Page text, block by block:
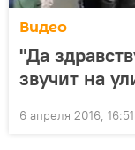
Видео
"Да
звучит на
6 апреля 2016, 16:51